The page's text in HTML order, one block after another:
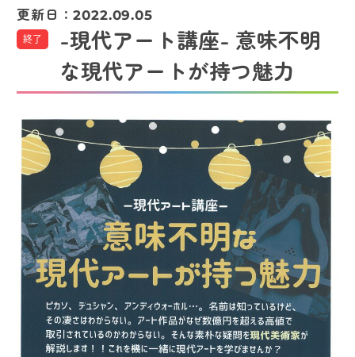
更新日：2022.09.05
終了
-現代アート講座- 意味不明
な現代アートが持つ魅力